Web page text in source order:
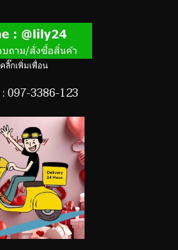
คลิ๊กเพิ่มเพื่อน
097-3386-123